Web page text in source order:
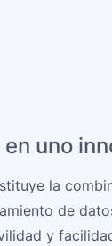
uno
la
de
y